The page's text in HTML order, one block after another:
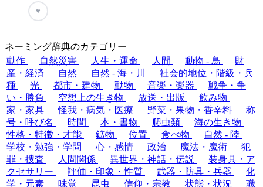
♥
ネーミング辞典のカテゴリー
動作
自然災害 人生・運命 人間 動物 - 鳥
財
産・経済
自然 自然 - 海・川
社会的地位・階級・兵
種
光 都市・建物 動物 音楽・楽器
戦争・争
い・勝負
空想上の生き物 放送・出版
飲み物
家・家具
怪我・病気・医療 野菜・果物・香辛料
称
号・呼び名
時間 本・書物 爬虫類
海の生き物
性格・特徴・才能
鉱物 位置 食べ物
自然 - 陸
学校・勉強・学問
心・感情 政治 魔法・魔術
犯
罪・捜査
人間関係 異世界・神話・伝説
装身具・ア
クセサリー
評価・印象・性質 武器・防具・兵器
化
学・元素
味覚 昆虫 信仰・宗教 状態・状況
職